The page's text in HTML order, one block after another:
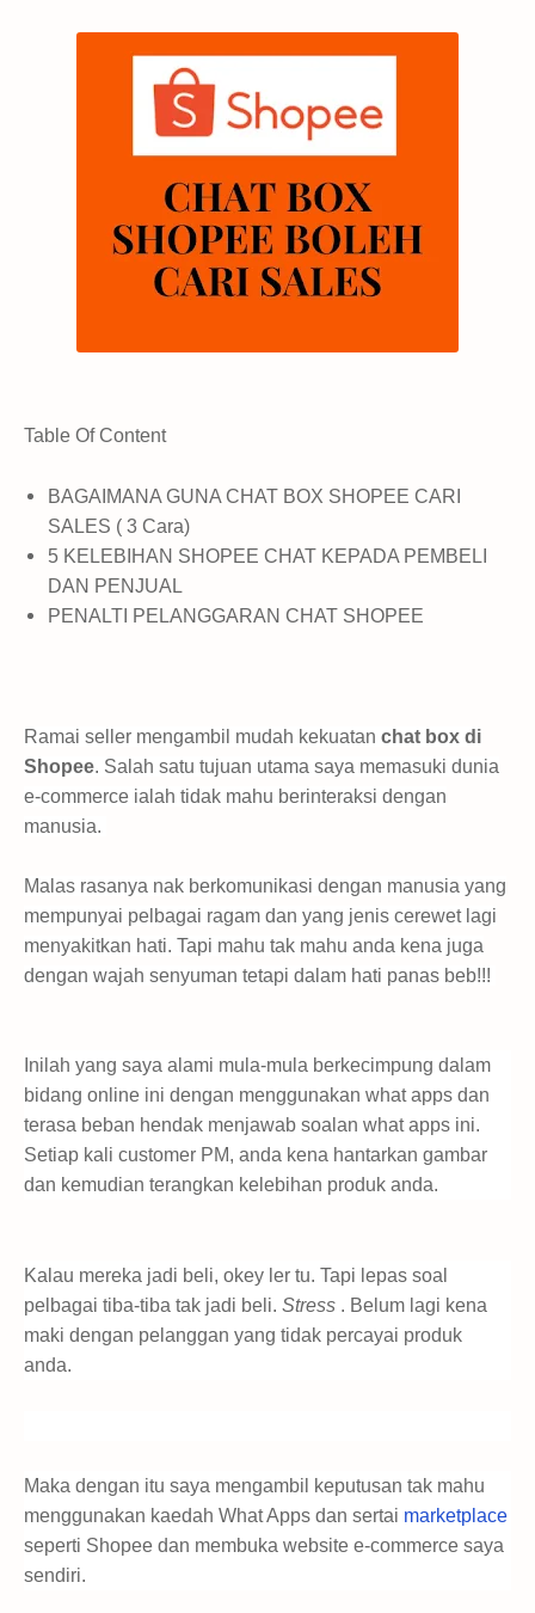
Table Of Content
BAGAIMANA GUNA CHAT BOX SHOPEE CARI
SALES ( 3 Cara)
5 KELEBIHAN SHOPEE CHAT KEPADA PEMBELI
DAN PENJUAL
PENALTI PELANGGARAN CHAT SHOPEE
Ramai seller mengambil mudah kekuatan chat box di
Shopee. Salah satu tujuan utama saya memasuki dunia
e-commerce ialah tidak mahu berinteraksi dengan
manusia.
Malas rasanya nak berkomunikasi dengan manusia yang
mempunyai pelbagai ragam dan yang jenis cerewet lagi
menyakitkan hati. Tapi mahu tak mahu anda kena juga
dengan wajah senyuman tetapi dalam hati panas beb!!!
Inilah yang saya alami mula-mula berkecimpung dalam
bidang online ini dengan menggunakan what apps dan
terasa beban hendak menjawab soalan what apps ini.
Setiap kali customer PM, anda kena hantarkan gambar
dan kemudian terangkan kelebihan produk anda.
Kalau mereka jadi beli, okey ler tu. Tapi lepas soal
pelbagai tiba-tiba tak jadi beli. Stress . Belum lagi kena
maki dengan pelanggan yang tidak percayai produk
anda.
Maka dengan itu saya mengambil keputusan tak mahu
menggunakan kaedah What Apps dan sertai marketplace
seperti Shopee dan membuka website e-commerce saya
sendiri.